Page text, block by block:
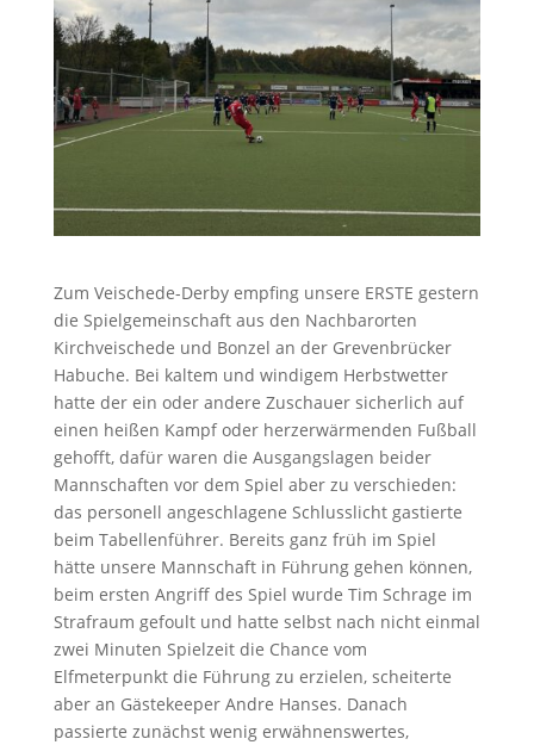
Zum Veischede-Derby empfing unsere ERSTE gestern
die Spielgemeinschaft aus den Nachbarorten
Kirchveischede und Bonzel an der Grevenbrücker
Habuche. Bei kaltem und windigem Herbstwetter
hatte der ein oder andere Zuschauer sicherlich auf
einen heißen Kampf oder herzerwärmenden Fußball
gehofft, dafür waren die Ausgangslagen beider
Mannschaften vor dem Spiel aber zu verschieden:
das personell angeschlagene Schlusslicht gastierte
beim Tabellenführer. Bereits ganz früh im Spiel
hätte unsere Mannschaft in Führung gehen können,
beim ersten Angriff des Spiel wurde Tim Schrage im
Strafraum gefoult und hatte selbst nach nicht einmal
zwei Minuten Spielzeit die Chance vom
Elfmeterpunkt die Führung zu erzielen, scheiterte
aber an Gästekeeper Andre Hanses. Danach
passierte zunächst wenig erwähnenswertes,